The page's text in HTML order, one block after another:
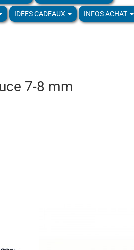
IDÉES CADEAUX INFOS ACHAT
7-8 mm